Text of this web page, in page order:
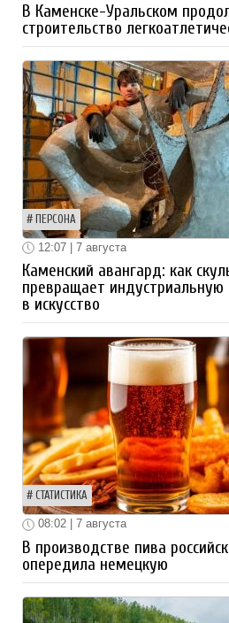
В Каменске-Уральском
строительство
ПЕРСОНА
12:07 | 7 августа
Каменский авангард: как
превращает
в искусство
СТАТИСТИКА
08:02 | 7 августа
В производстве пива
опередила немецкую